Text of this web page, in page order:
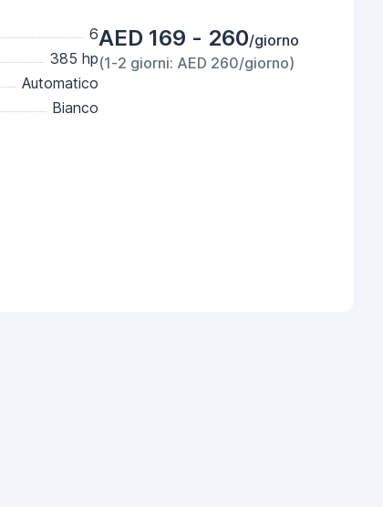
6
385 hp
Automatico
Bianco
AED 169 - 260/giorno
(1-2 giorni: AED 260/giorno)